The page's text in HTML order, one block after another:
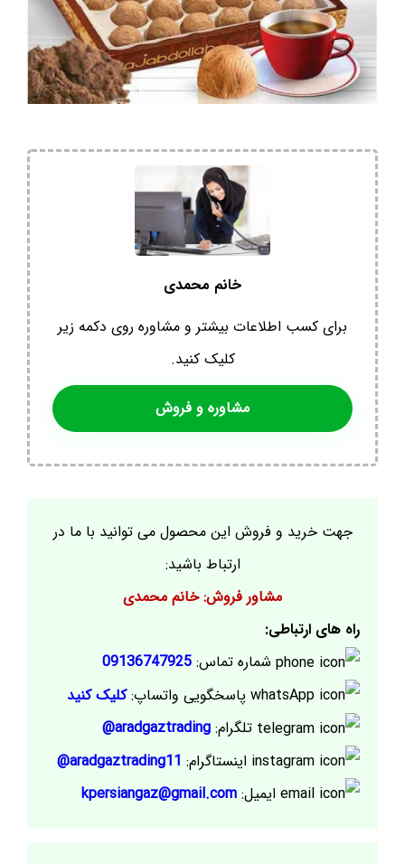
خانم محمدی
برای کسب اطلاعات بیشتر و مشاوره روی دکمه زیر
کلیک کنید.
مشاوره و فروش
جهت خرید و فروش این محصول می توانید با ما در
ارتباط باشید:
مشاور فروش: خانم محمدی
راه های ارتباطی:
شماره تماس: 09136747925
پاسخگویی واتساپ:کلیک کنید
تلگرام: aradgaztrading@
اینستاگرام: aradgaztrading11@
ایمیل: kpersiangaz@gmail.com